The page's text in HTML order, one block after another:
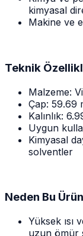
kimyasal
Makine ve
Teknik
Malzeme:
Çap: 59.69
Kalınlık:
Uygun
Kimyasal
solventler
Neden Bu
Yüksek ısı
uzun ömür